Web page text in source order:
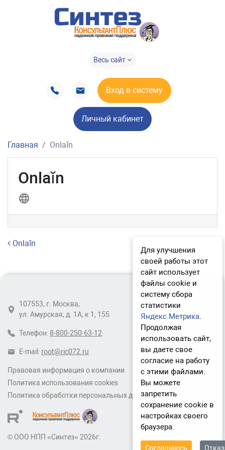
Весь сайт
Вход в систему
Личный кабинет
Главная Onlaĭn
Onlaĭn
Навигация по записям
Onlaĭn
Правовая информация о компании
Политика использования cookies
Политика обработки персональных данных
© ООО НПП «Синтез» 2026г.
107553, г. Москва,
ул. Амурская, д. 1А, к 1, 155
Телефон: 8-800-250-63-12
E-mail: root@ric072.ru
Для улучшения
своей работы этот
сайт использует
файлы cookie и
систему сбора
статистики
Яндекс.Метрика.
Продолжая
использовать сайт,
вы даете свое
согласие на работу
с этими файлами.
Вы можете
запретить
сохранение cookie в
настройках своего
браузера.
Соглашаюсь